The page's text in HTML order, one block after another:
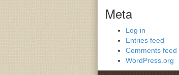
Meta
Log in
Entries feed
Comments feed
WordPress.org